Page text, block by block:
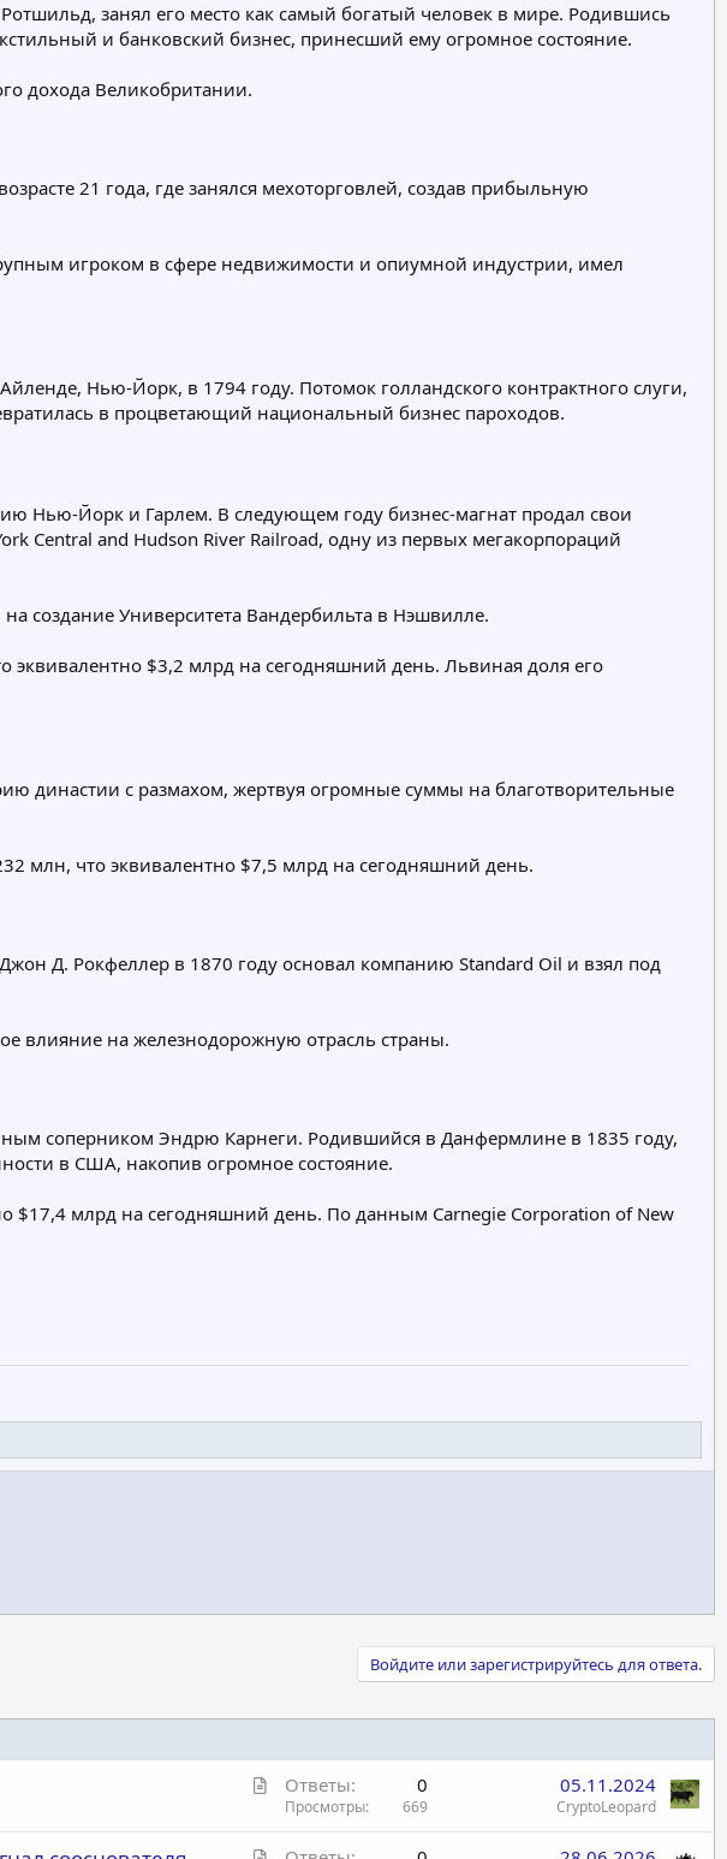
занял его место как самый богатый человек в мире. Родившись
и банковский бизнес, принесший ему огромное состояние.
дохода Великобритании.
21 года, где занялся мехоторговлей, создав прибыльную
игроком в сфере недвижимости и опиумной индустрии, имел
Нью-Йорк, в 1794 году. Потомок голландского контрактного слуги,
в процветающий национальный бизнес пароходов.
Нью-Йорк и Гарлем. В следующем году бизнес-магнат продал свои
Central and Hudson River Railroad, одну из первых мегакорпораций
создание Университета Вандербильта в Нэшвилле.
эквивалентно $3,2 млрд на сегодняшний день. Львиная доля его
династии с размахом, жертвуя огромные суммы на благотворительные
млн, что эквивалентно $7,5 млрд на сегодняшний день.
Д. Рокфеллер в 1870 году основал компанию Standard Oil и взял под
влияние на железнодорожную отрасль страны.
соперником Эндрю Карнеги. Родившийся в Данфермлине в 1835 году,
в США, накопив огромное состояние.
$17,4 млрд на сегодняшний день. По данным Carnegie Corporation of New
Войдите или зарегистрируйтесь для ответа.
С
Ответы 0
Просмотры 669
05.11.2024
CryptoLeopard